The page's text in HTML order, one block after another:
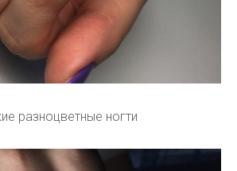
разноцветные ногти